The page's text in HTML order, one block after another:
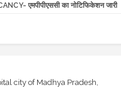
एमपीपीएससी का नोटिफिकेशन जारी
city of Madhya Pradesh,